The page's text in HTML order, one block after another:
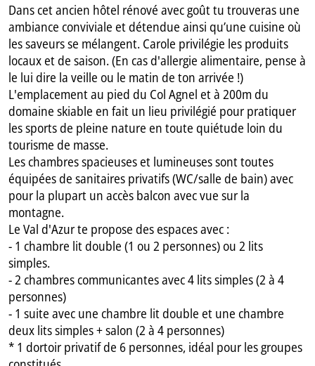
Dans cet ancien hôtel rénové avec goût tu trouveras une
ambiance conviviale et détendue ainsi qu’une cuisine où
les saveurs se mélangent. Carole privilégie les produits
locaux et de saison. (En cas d'allergie alimentaire, pense à
le lui dire la veille ou le matin de ton arrivée !)
L'emplacement au pied du Col Agnel et à 200m du
domaine skiable en fait un lieu privilégié pour pratiquer
les sports de pleine nature en toute quiétude loin du
tourisme de masse.
Les chambres spacieuses et lumineuses sont toutes
équipées de sanitaires privatifs (WC/salle de bain) avec
pour la plupart un accès balcon avec vue sur la
montagne.
Le Val d'Azur te propose des espaces avec :
- 1 chambre lit double (1 ou 2 personnes) ou 2 lits
simples.
- 2 chambres communicantes avec 4 lits simples (2 à 4
personnes)
- 1 suite avec une chambre lit double et une chambre
deux lits simples + salon (2 à 4 personnes)
* 1 dortoir privatif de 6 personnes, idéal pour les groupes